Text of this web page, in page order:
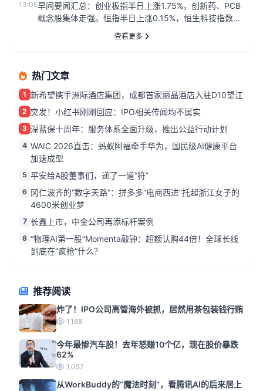
13:05早间要闻汇总：创业板指半日上涨1.75%，创新药、PCB
概念股集体走强。恒指半日上涨0.15%，恒生科技指数上
查看更多
热门文章
1 新希望携手洲际酒店集团，成都首家丽晶酒店入驻D10望江
2 突发！小红书刚刚回应：IPO相关传闻均不属实
3 深蓝保十周年：服务体系全面升级，推出公益行动计划
4 WAIC 2026直击：蚂蚁阿福牵手华为，国民级AI健康平台
加速成型
5 平安给A股董事们，递了一道“符”
6 冈仁波齐的“数字天路”：拼多多“电商西进”托起浙江女子的
4600米创业梦
7 长鑫上市，中金公司再添标杆案例
8 “物理AI第一股”Momenta敲钟：超额认购44倍！全球长线
到底在“疯抢”什么？
推荐阅读
炸了！IPO公司高管海外被抓，居然用茶包装钱行贿
1,188
今年最惨汽车股！去年怒赚10个亿，现在股价暴跌
62%
1,057
从WorkBuddy的“魔法时刻”，看腾讯AI的后来居上